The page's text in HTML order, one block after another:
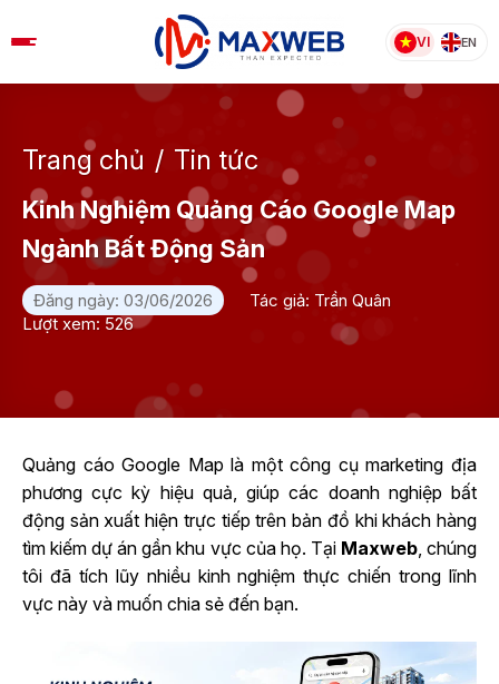
to
VI EN
Trang chủ / Tin tức
Kinh Nghiệm Quảng Cáo Google Map
Ngành Bất Động Sản
Đăng ngày: 03/06/2026
Tác giả: Trần Quân
Lượt xem: 526
Quảng cáo Google Map là một công cụ marketing địa
phương cực kỳ hiệu quả, giúp các doanh nghiệp bất
động sản xuất hiện trực tiếp trên bản đồ khi khách hàng
tìm kiếm dự án gần khu vực của họ. Tại Maxweb, chúng
tôi đã tích lũy nhiều kinh nghiệm thực chiến trong lĩnh
vực này và muốn chia sẻ đến bạn.